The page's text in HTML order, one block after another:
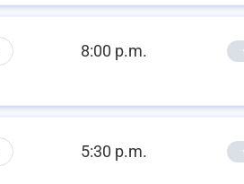
8:00 p.m.
5:30 p.m.